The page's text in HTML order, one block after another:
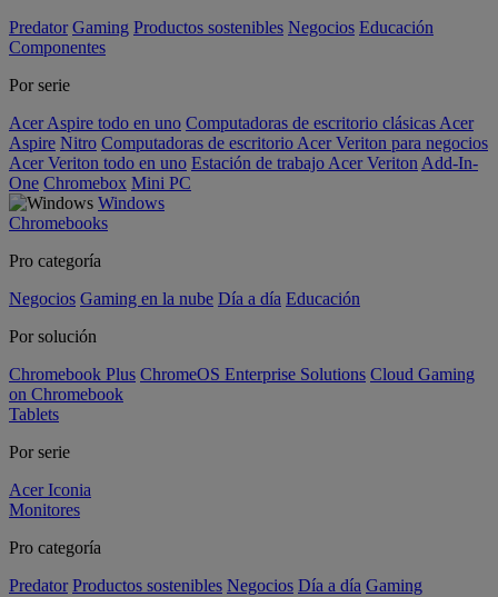
Predator Gaming Productos sostenibles Negocios Educación
Componentes
Por serie
Acer Aspire todo en uno Computadoras de escritorio clásicas Acer
Aspire Nitro Computadoras de escritorio Acer Veriton para negocios
Acer Veriton todo en uno Estación de trabajo Acer Veriton Add-In-
One Chromebox Mini PC
Windows
Chromebooks
Pro categoría
Negocios Gaming en la nube Día a día Educación
Por solución
Chromebook Plus ChromeOS Enterprise Solutions Cloud Gaming
on Chromebook
Tablets
Por serie
Acer Iconia
Monitores
Pro categoría
Predator Productos sostenibles Negocios Día a día Gaming